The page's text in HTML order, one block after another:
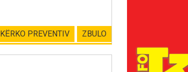
ZBULO
KËRKO PREVENTIV